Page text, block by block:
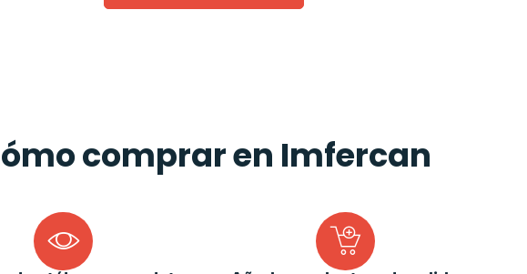
comprar en Imfercan